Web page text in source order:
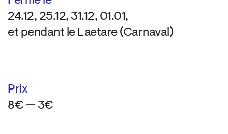
24.12, 25.12, 31.12, 01.01,
et pendant le Laetare (Carnaval)
Prix
8€ — 3€